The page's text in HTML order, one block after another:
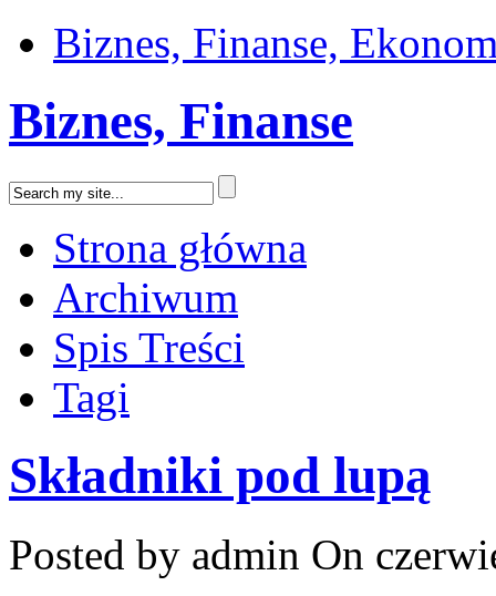
Biznes, Finanse,
Biznes, Finanse
Strona główna
Archiwum
Spis Treści
Tagi
Składniki pod lupą
Posted by admin On